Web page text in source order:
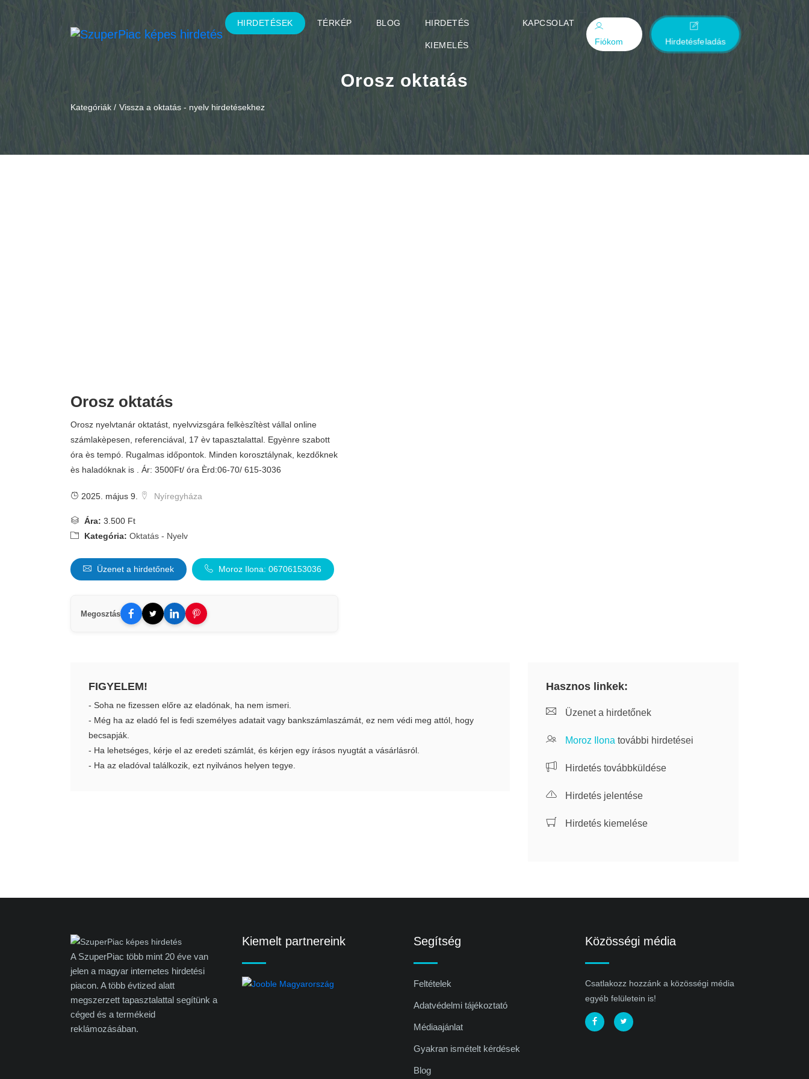
HIRDETÉSEK TÉRKÉP BLOG HIRDETÉS
KIEMELÉS
KAPCSOLAT
Fiókom
Hirdetésfeladás
Orosz oktatás
Kategóriák / Vissza a oktatás - nyelv hirdetésekhez
Orosz oktatás
Orosz nyelvtanár oktatást, nyelvvizsgára felkèszîtèst vállal online
számlakèpesen, referenciával, 17 èv tapasztalattal. Egyènre szabott
óra ès tempó. Rugalmas időpontok. Minden korosztálynak, kezdőknek
ès haladóknak is . Ár: 3500Ft/ óra Èrd:06-70/ 615-3036
2025. május 9. Nyíregyháza
Ára: 3.500 Ft
Kategória: Oktatás - Nyelv
Üzenet a hirdetőnek Moroz Ilona: 06706153036
Megosztás
FIGYELEM!
- Soha ne fizessen előre az eladónak, ha nem ismeri.
- Még ha az eladó fel is fedi személyes adatait vagy bankszámlaszámát, ez nem védi meg attól, hogy
becsapják.
- Ha lehetséges, kérje el az eredeti számlát, és kérjen egy írásos nyugtát a vásárlásról.
- Ha az eladóval találkozik, ezt nyilvános helyen tegye.
Hasznos linkek:
Üzenet a hirdetőnek
Moroz Ilona további hirdetései
Hirdetés továbbküldése
Hirdetés jelentése
Hirdetés kiemelése
A SzuperPiac több mint 20 éve van
jelen a magyar internetes hirdetési
piacon. A több évtized alatt
megszerzett tapasztalattal segítünk a
céged és a termékeid
reklámozásában.
Kiemelt partnereink Segítség
Feltételek
Adatvédelmi tájékoztató
Médiaajánlat
Gyakran ismételt kérdések
Blog
Közösségi média
Csatlakozz hozzánk a közösségi média
egyéb felületein is!